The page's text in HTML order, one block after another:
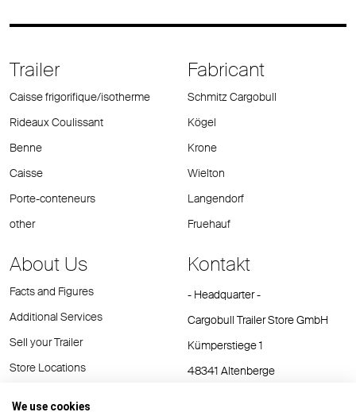
Trailer
Caisse frigorifique/isotherme
Rideaux Coulissant
Benne
Caisse
Porte-conteneurs
other
Fabricant
Schmitz Cargobull
Kögel
Krone
Wielton
Langendorf
Fruehauf
About Us
Facts and Figures
Additional Services
Sell your Trailer
Store Locations
Kontakt
- Headquarter -
Cargobull Trailer Store GmbH
Kümperstiege 1
48341 Altenberge
We use cookies